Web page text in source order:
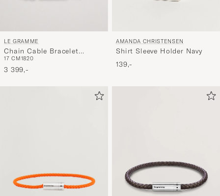
LE GRAMME
Chain Cable Bracelet
Sterling Silver 11g
17 CM1820
3 399,-
AMANDA CHRISTENSEN
Shirt Sleeve Holder Navy
139,-